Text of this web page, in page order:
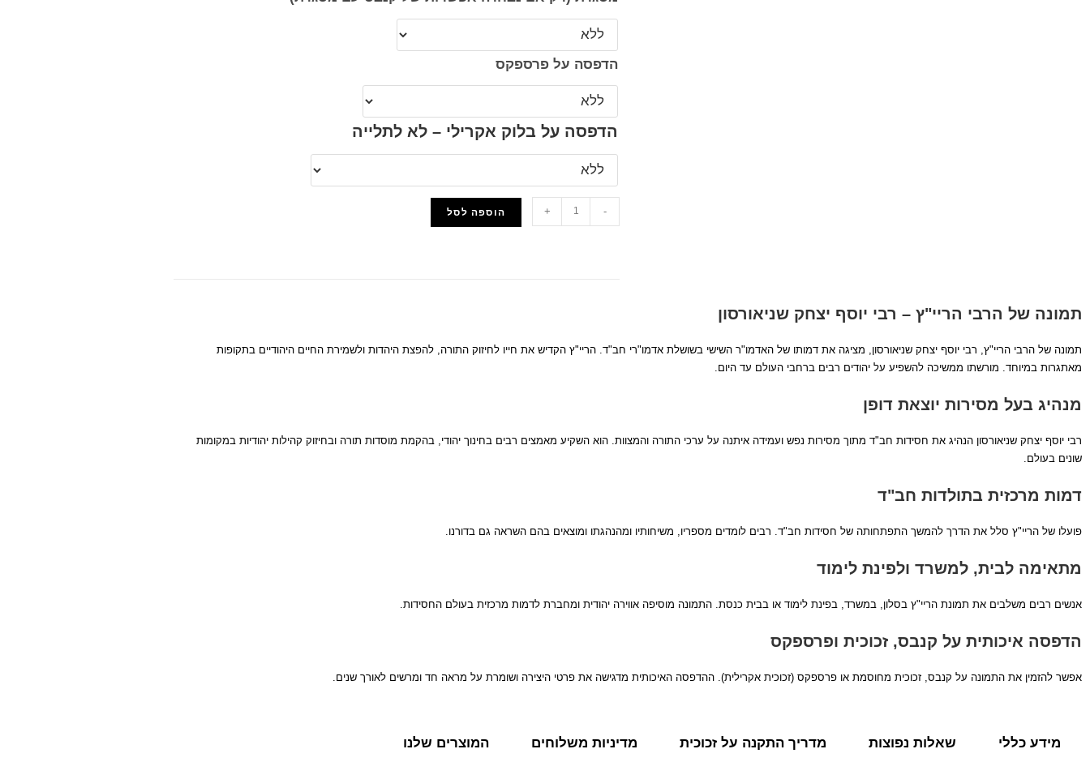
הדפסה על פרספקס
הדפסה על בלוק אקרילי – לא לתלייה
-
+ הוספה לסל
תמונה של הרבי הריי"ץ – רבי יוסף יצחק שניאורסון
תמונה של הרבי הריי"ץ, רבי יוסף יצחק שניאורסון, מציגה את דמותו של האדמו"ר השישי בשושלת אדמו"רי חב"ד. הריי"ץ הקדיש את חייו לחיזוק התורה, להפצת היהדות ולשמירת החיים היהודיים בתקופות
מאתגרות במיוחד. מורשתו ממשיכה להשפיע על יהודים רבים ברחבי העולם עד היום.
מנהיג בעל מסירות יוצאת דופן
רבי יוסף יצחק שניאורסון הנהיג את חסידות חב"ד מתוך מסירות נפש ועמידה איתנה על ערכי התורה והמצוות. הוא השקיע מאמצים רבים בחינוך יהודי, בהקמת מוסדות תורה ובחיזוק קהילות יהודיות במקומות
שונים בעולם.
דמות מרכזית בתולדות חב"ד
פועלו של הריי"ץ סלל את הדרך להמשך התפתחותה של חסידות חב"ד. רבים לומדים מספריו, משיחותיו ומהנהגתו ומוצאים בהם השראה גם בדורנו.
מתאימה לבית, למשרד ולפינת לימוד
אנשים רבים משלבים את תמונת הריי"ץ בסלון, במשרד, בפינת לימוד או בבית כנסת. התמונה מוסיפה אווירה יהודית ומחברת לדמות מרכזית בעולם החסידות.
הדפסה איכותית על קנבס, זכוכית ופרספקס
אפשר להזמין את התמונה על קנבס, זכוכית מחוסמת או פרספקס (זכוכית אקרילית). ההדפסה האיכותית מדגישה את פרטי היצירה ושומרת על מראה חד ומרשים לאורך שנים.
מידע כללי שאלות נפוצות מדריך התקנה על זכוכית מדיניות משלוחים המוצרים שלנו